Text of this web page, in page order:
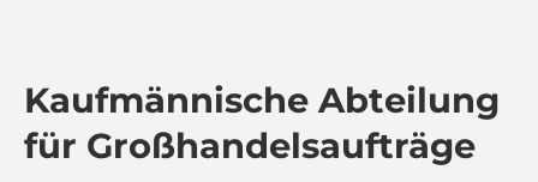
Kaufmännische Abteilung
für Großhandelsaufträge